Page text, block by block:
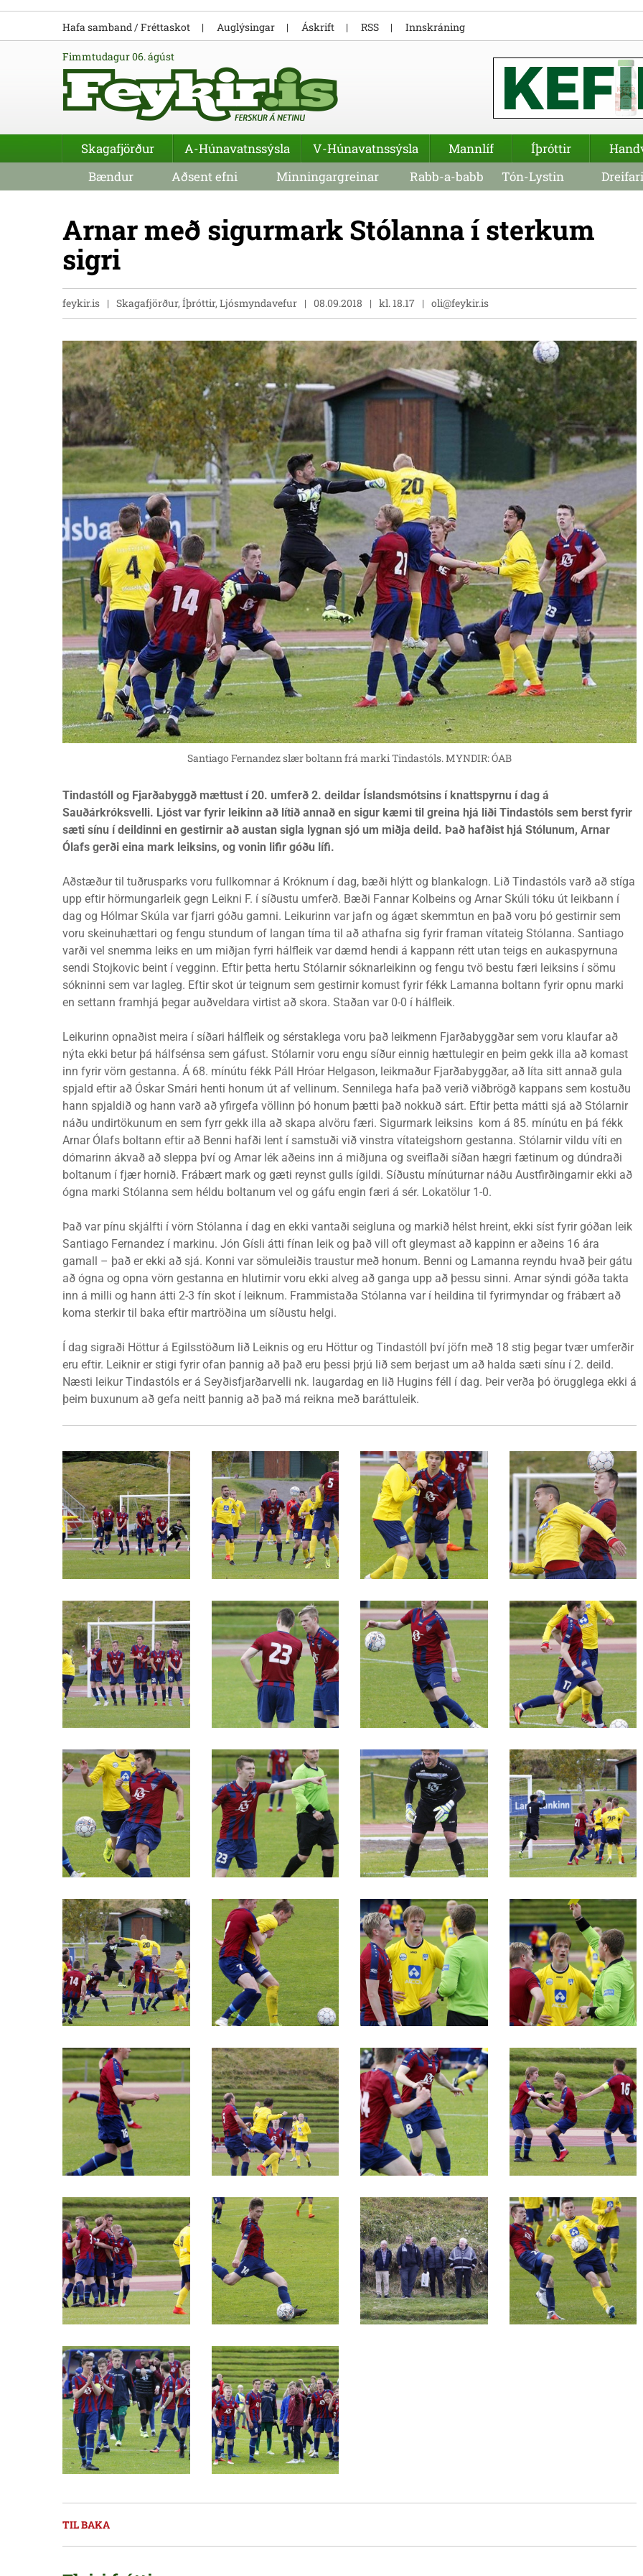
fimmtudagur 06. ágúst
Arnar með sigurmark Stólanna í sterkum
sigri
feykir.is Skagafjörður, Íþróttir, Ljósmyndavefur 08.09.2018 kl. 18.17 oli@feykir.is
Santiago Fernandez slær boltann frá marki Tindastóls. MYNDIR: ÓAB
Tindastóll og Fjarðabyggð mættust í 20. umferð 2. deildar Íslandsmótsins í knattspyrnu í dag á
Sauðárkróksvelli. Ljóst var fyrir leikinn að lítið annað en sigur kæmi til greina hjá liði Tindastóls sem berst fyrir
sæti sínu í deildinni en gestirnir að austan sigla lygnan sjó um miðja deild. Það hafðist hjá Stólunum, Arnar
Ólafs gerði eina mark leiksins, og vonin lifir góðu lífi.
Aðstæður til tuðrusparks voru fullkomnar á Króknum í dag, bæði hlýtt og blankalogn. Lið Tindastóls varð að stíga
upp eftir hörmungarleik gegn Leikni F. í síðustu umferð. Bæði Fannar Kolbeins og Arnar Skúli tóku út leikbann í
dag og Hólmar Skúla var fjarri góðu gamni. Leikurinn var jafn og ágæt skemmtun en það voru þó gestirnir sem
voru skeinuhættari og fengu stundum of langan tíma til að athafna sig fyrir framan vítateig Stólanna. Santiago
varði vel snemma leiks en um miðjan fyrri hálfleik var dæmd hendi á kappann rétt utan teigs en aukaspyrnuna
sendi Stojkovic beint í vegginn. Eftir þetta hertu Stólarnir sóknarleikinn og fengu tvö bestu færi leiksins í sömu
sókninni sem var lagleg. Eftir skot úr teignum sem gestirnir komust fyrir fékk Lamanna boltann fyrir opnu marki
en settann framhjá þegar auðveldara virtist að skora. Staðan var 0-0 í hálfleik.
Leikurinn opnaðist meira í síðari hálfleik og sérstaklega voru það leikmenn Fjarðabyggðar sem voru klaufar að
nýta ekki betur þá hálfsénsa sem gáfust. Stólarnir voru engu síður einnig hættulegir en þeim gekk illa að komast
inn fyrir vörn gestanna. Á 68. mínútu fékk Páll Hróar Helgason, leikmaður Fjarðabyggðar, að líta sitt annað gula
spjald eftir að Óskar Smári henti honum út af vellinum. Sennilega hafa það verið viðbrögð kappans sem kostuðu
hann spjaldið og hann varð að yfirgefa völlinn þó honum þætti það nokkuð sárt. Eftir þetta mátti sjá að Stólarnir
náðu undirtökunum en sem fyrr gekk illa að skapa alvöru færi. Sigurmark leiksins kom á 85. mínútu en þá fékk
Arnar Ólafs boltann eftir að Benni hafði lent í samstuði við vinstra vítateigshorn gestanna. Stólarnir vildu víti en
dómarinn ákvað að sleppa því og Arnar lék aðeins inn á miðjuna og sveiflaði síðan hægri fætinum og dúndraði
boltanum í fjær hornið. Frábært mark og gæti reynst gulls ígildi. Síðustu mínúturnar náðu Austfirðingarnir ekki að
ógna marki Stólanna sem héldu boltanum vel og gáfu engin færi á sér. Lokatölur 1-0.
Það var pínu skjálfti í vörn Stólanna í dag en ekki vantaði seigluna og markið hélst hreint, ekki síst fyrir góðan leik
Santiago Fernandez í markinu. Jón Gísli átti fínan leik og það vill oft gleymast að kappinn er aðeins 16 ára
gamall – það er ekki að sjá. Konni var sömuleiðis traustur með honum. Benni og Lamanna reyndu hvað þeir gátu
að ógna og opna vörn gestanna en hlutirnir voru ekki alveg að ganga upp að þessu sinni. Arnar sýndi góða takta
inn á milli og hann átti 2-3 fín skot í leiknum. Frammistaða Stólanna var í heildina til fyrirmyndar og frábært að
koma sterkir til baka eftir martröðina um síðustu helgi.
Í dag sigraði Höttur á Egilsstöðum lið Leiknis og eru Höttur og Tindastóll því jöfn með 18 stig þegar tvær umferðir
eru eftir. Leiknir er stigi fyrir ofan þannig að það eru þessi þrjú lið sem berjast um að halda sæti sínu í 2. deild.
Næsti leikur Tindastóls er á Seyðisfjarðarvelli nk. laugardag en lið Hugins féll í dag. Þeir verða þó örugglega ekki á
þeim buxunum að gefa neitt þannig að það má reikna með baráttuleik.
TIL BAKA
Hafa samband / Fréttaskot Auglýsingar Áskrift RSS Innskráning
Skagafjörður A-Húnavatnssýsla V-Húnavatnssýsla Mannlíf Íþróttir
Bændur
Aðsent efni Minningargreinar Rabb-a-babb Tón-Lystin